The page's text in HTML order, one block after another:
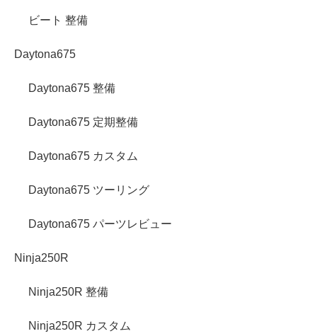
ビート 整備
Daytona675
Daytona675 整備
Daytona675 定期整備
Daytona675 カスタム
Daytona675 ツーリング
Daytona675 パーツレビュー
Ninja250R
Ninja250R 整備
Ninja250R カスタム